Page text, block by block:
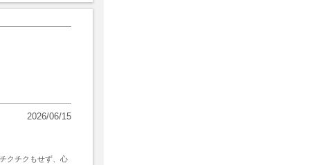
2026/06/15
クチクもせず、心